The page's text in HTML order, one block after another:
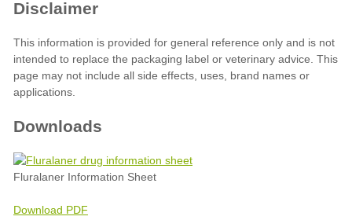
Downloads
Fluralaner Information Sheet
Download PDF